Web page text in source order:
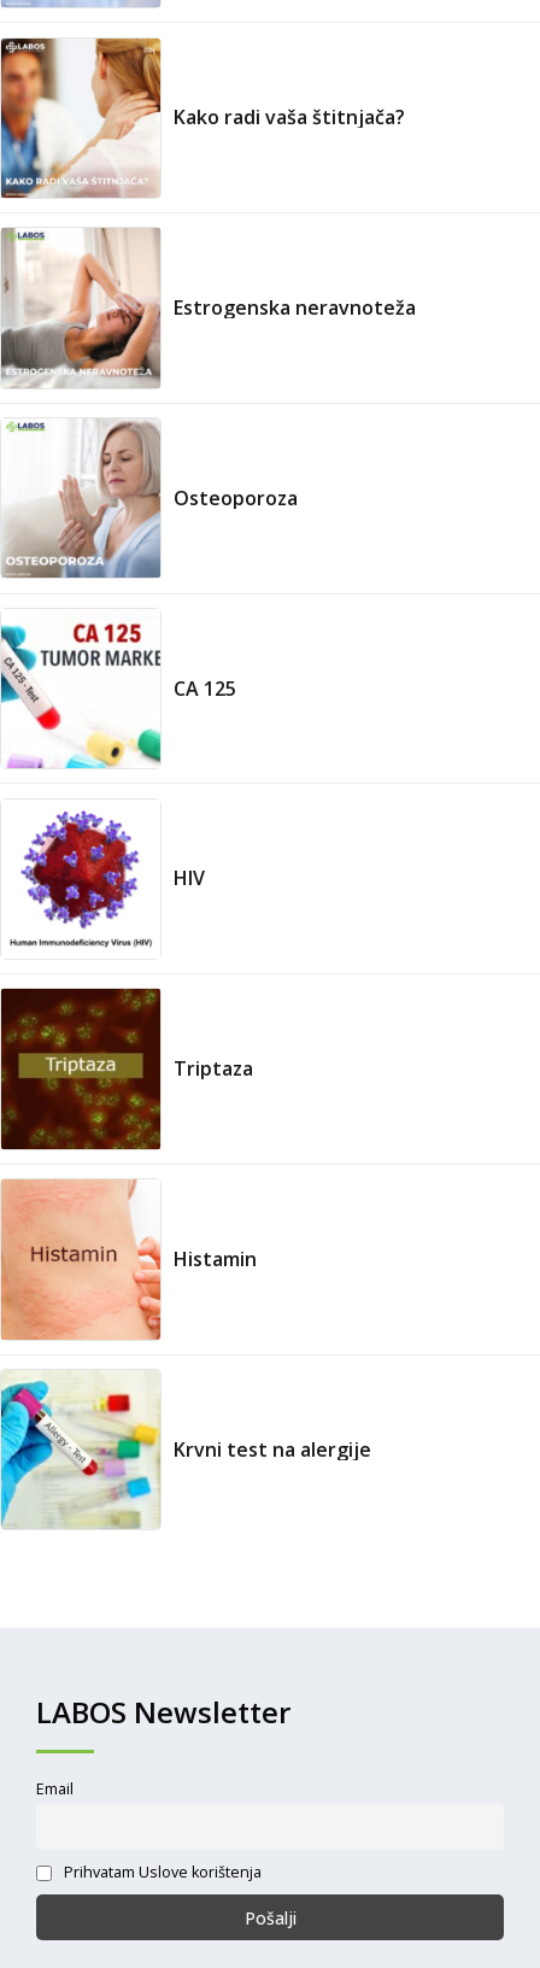
Kako radi vaša štitnjača?
Estrogenska neravnoteža
Osteoporoza
CA 125
HIV
Triptaza
Histamin
Krvni test na alergije
LABOS Newsletter
Email
Prihvatam Uslove korištenja